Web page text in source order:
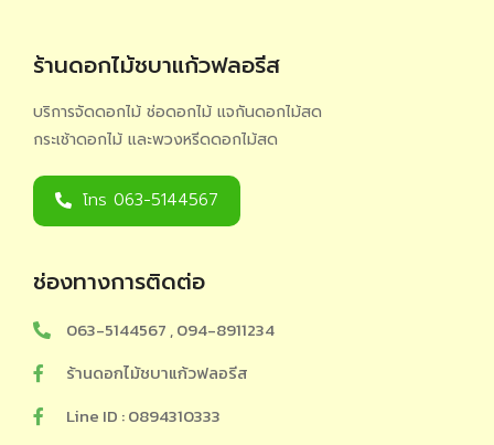
ร้านดอกไม้ชบาแก้วฟลอรีส
บริการจัดดอกไม้ ช่อดอกไม้ แจกันดอกไม้สด
กระเช้าดอกไม้ และพวงหรีดดอกไม้สด
โทร 063-5144567
ช่องทางการติดต่อ
063-5144567 , 094-8911234
ร้านดอกไม้ชบาแก้วฟลอรีส
Line ID : 0894310333